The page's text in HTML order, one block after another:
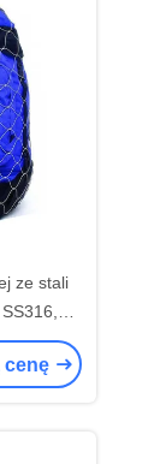
ze stali
cenę